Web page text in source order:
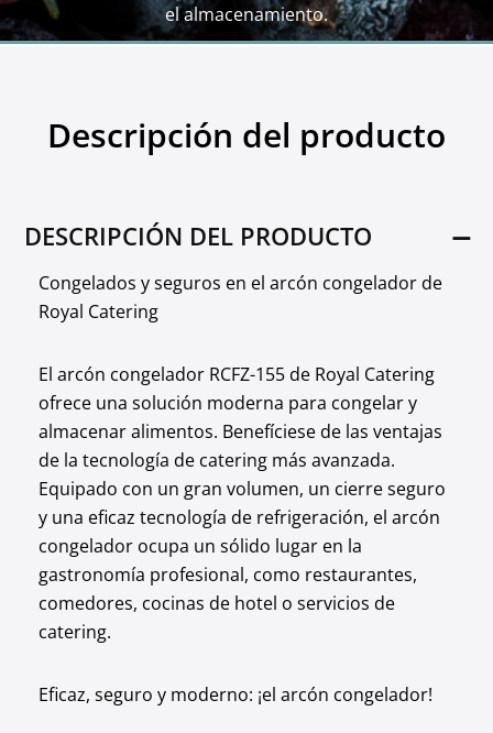
el almacenamiento.
Descripción del producto
DESCRIPCIÓN DEL PRODUCTO
Congelados y seguros en el arcón congelador de
Royal Catering
El arcón congelador RCFZ-155 de Royal Catering
ofrece una solución moderna para congelar y
almacenar alimentos. Benefíciese de las ventajas
de la tecnología de catering más avanzada.
Equipado con un gran volumen, un cierre seguro
y una eficaz tecnología de refrigeración, el arcón
congelador ocupa un sólido lugar en la
gastronomía profesional, como restaurantes,
comedores, cocinas de hotel o servicios de
catering.
Eficaz, seguro y moderno: ¡el arcón congelador!